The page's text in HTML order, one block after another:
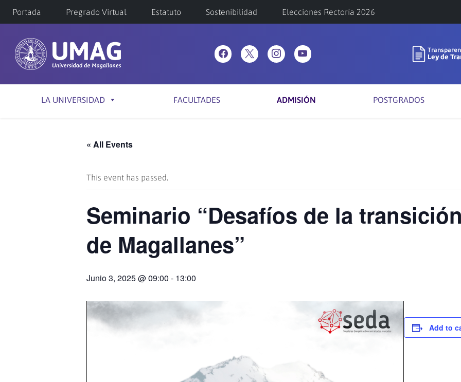
Portada Pregrado Virtual Estatuto Sostenibilidad Elecciones Rectoría 2026
LA UNIVERSIDAD FACULTADES ADMISIÓN POSTGRADOS
« All Events
This event has passed.
Seminario “Desafíos de la
de Magallanes”
Junio 3, 2025 @ 09:00 - 13:00
Add to